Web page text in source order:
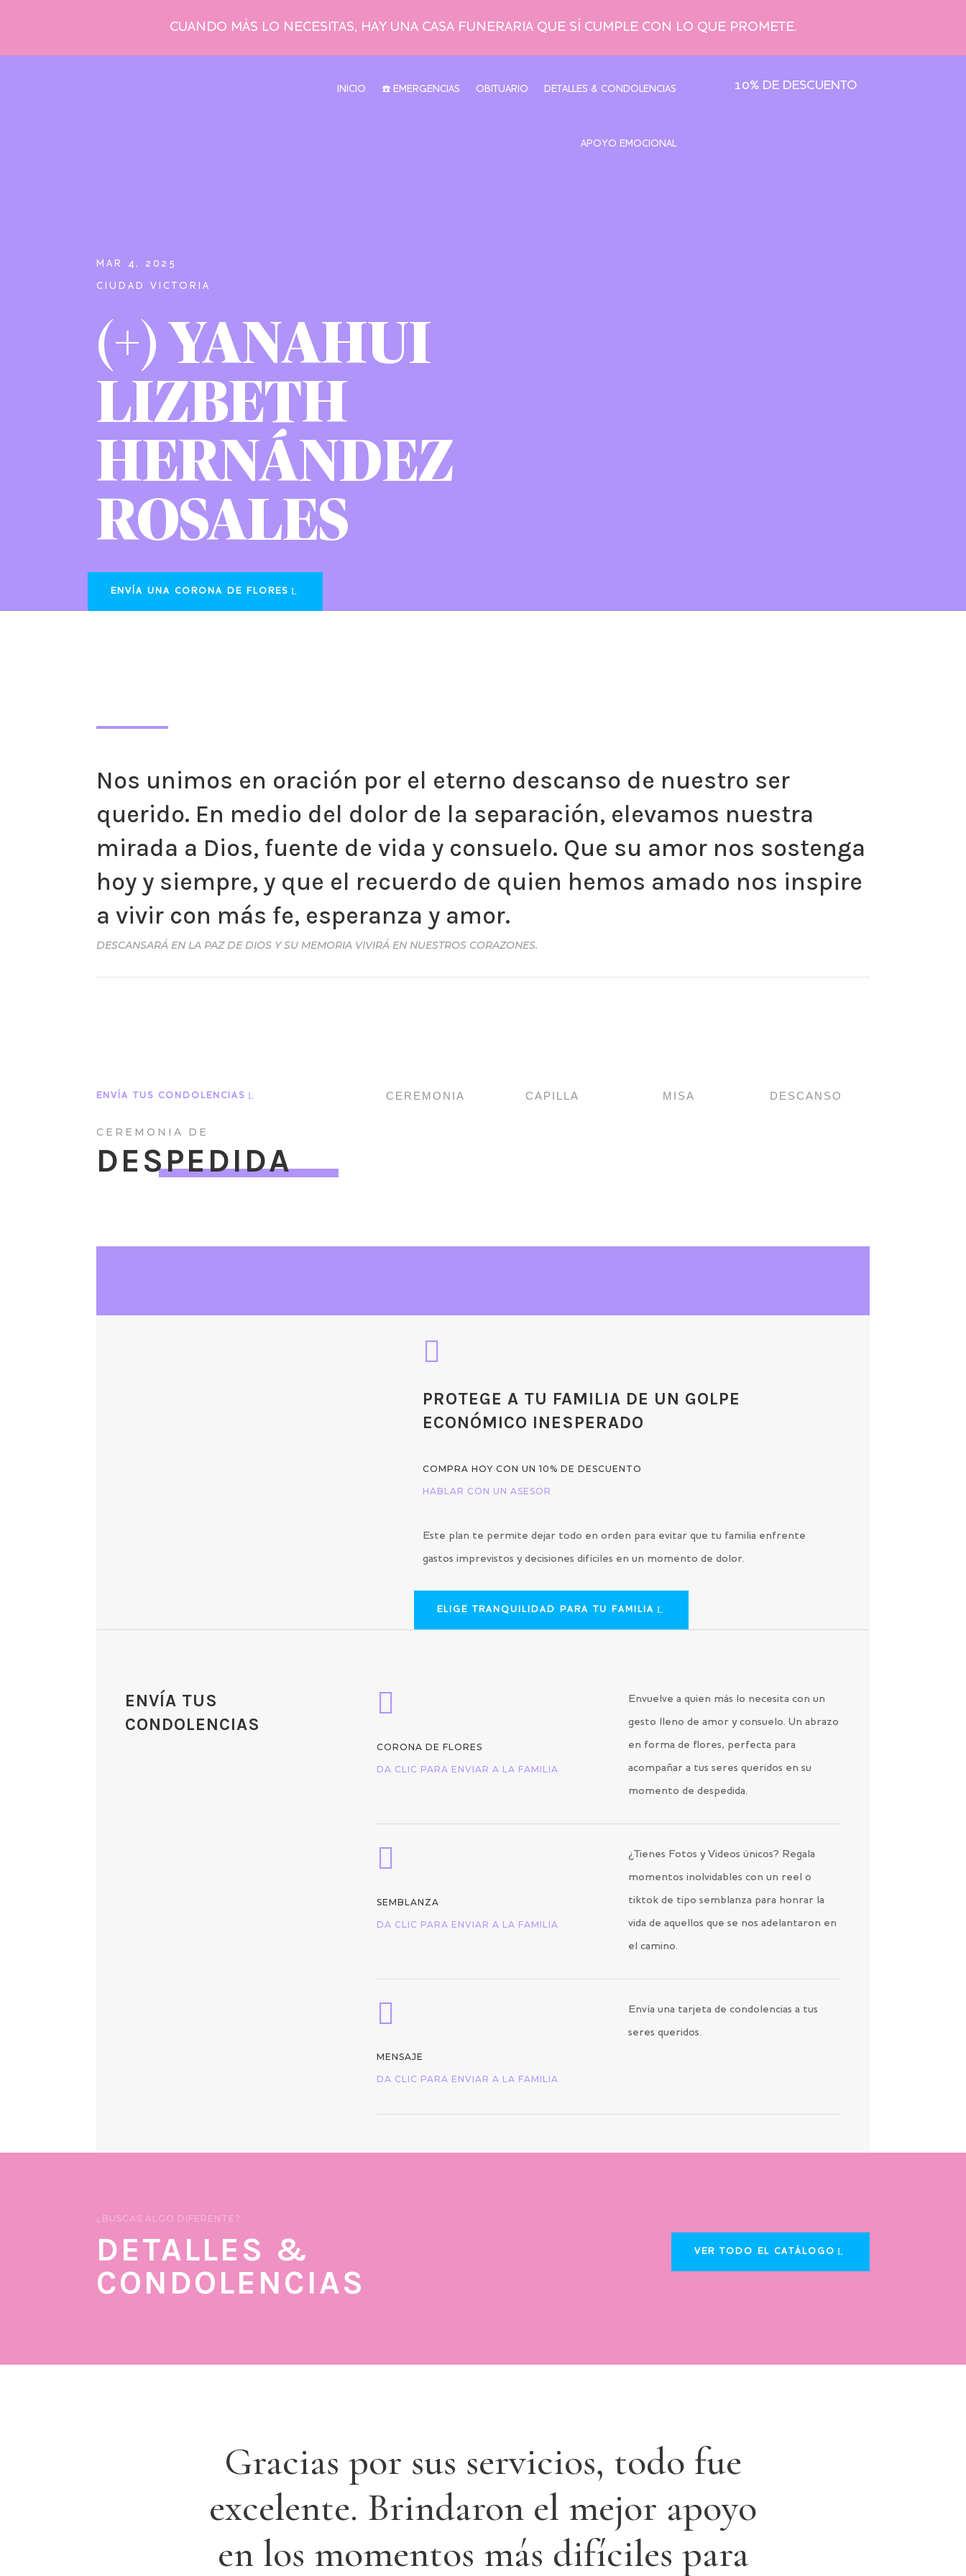
CUANDO MÁS LO NECESITAS, HAY UNA CASA FUNERARIA QUE SÍ CUMPLE CON LO QUE PROMETE.
INICIO ☎️ EMERGENCIAS OBITUARIO DETALLES & CONDOLENCIAS
APOYO EMOCIONAL
10% DE DESCUENTO
MAR 4, 2025
CIUDAD VICTORIA
(+) YANAHUI
LIZBETH
HERNÁNDEZ
ROSALES
ENVÍA UNA CORONA DE FLORES
Nos unimos en oración por el eterno descanso de nuestro ser
querido. En medio del dolor de la separación, elevamos nuestra
mirada a Dios, fuente de vida y consuelo. Que su amor nos sostenga
hoy y siempre, y que el recuerdo de quien hemos amado nos inspire
a vivir con más fe, esperanza y amor.
DESCANSARÁ EN LA PAZ DE DIOS Y SU MEMORIA VIVIRÁ EN NUESTROS CORAZONES.
ENVÍA TUS CONDOLENCIAS
CEREMONIA DE
DESPEDIDA
CEREMONIA CAPILLA MISA DESCANSO

PROTEGE A TU FAMILIA DE UN GOLPE
ECONÓMICO INESPERADO
COMPRA HOY CON UN 10% DE DESCUENTO
HABLAR CON UN ASESOR
Este plan te permite dejar todo en orden para evitar que tu familia enfrente
gastos imprevistos y decisiones difíciles en un momento de dolor.
ELIGE TRANQUILIDAD PARA TU FAMILIA
ENVÍA TUS
CONDOLENCIAS

CORONA DE FLORES
DA CLIC PARA ENVIAR A LA FAMILIA
Envuelve a quien más lo necesita con un
gesto lleno de amor y consuelo. Un abrazo
en forma de flores, perfecta para
acompañar a tus seres queridos en su
momento de despedida.

SEMBLANZA
DA CLIC PARA ENVIAR A LA FAMILIA
¿Tienes Fotos y Videos únicos? Regala
momentos inolvidables con un reel o
tiktok de tipo semblanza para honrar la
vida de aquellos que se nos adelantaron en
el camino.

MENSAJE
DA CLIC PARA ENVIAR A LA FAMILIA
Envía una tarjeta de condolencias a tus
seres queridos.
¿BUSCAS ALGO DIFERENTE?
DETALLES &
CONDOLENCIAS
VER TODO EL CATÁLOGO